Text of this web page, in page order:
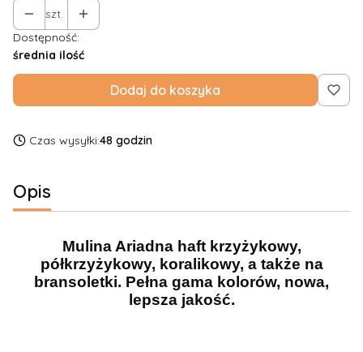
szt.
Dostępność:
średnia ilość
Dodaj do koszyka
Czas wysyłki:48 godzin
Opis
Mulina Ariadna haft krzyżykowy,
półkrzyżykowy, koralikowy, a także na
bransoletki. Pełna gama kolorów, nowa,
lepsza jakość.